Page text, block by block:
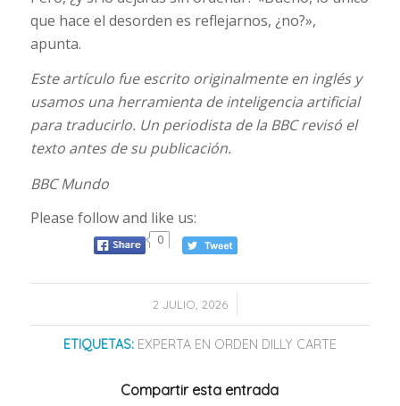
que hace el desorden es reflejarnos, ¿no?»,
apunta.
Este artículo fue escrito originalmente en inglés y
usamos una herramienta de inteligencia artificial
para traducirlo. Un periodista de la BBC revisó el
texto antes de su publicación.
BBC Mundo
Please follow and like us:
0
2 JULIO, 2026
ETIQUETAS: EXPERTA EN ORDEN DILLY CARTE
Compartir esta entrada